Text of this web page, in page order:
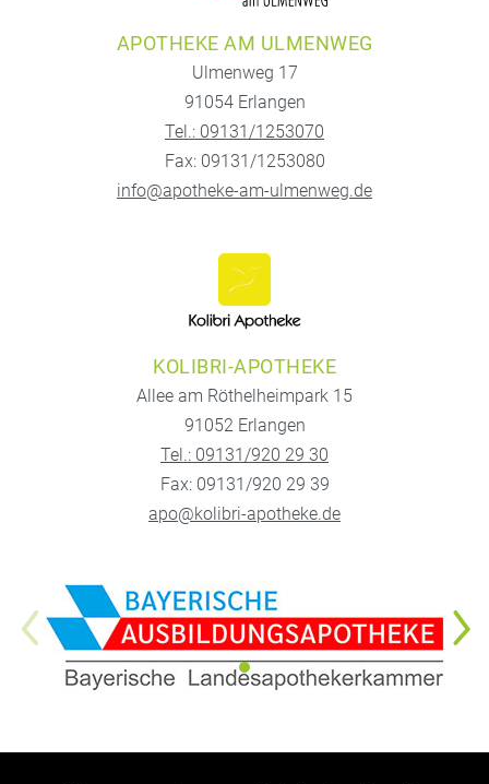
APOTHEKE AM ULMENWEG
Ulmenweg 17
91054 Erlangen
Tel.: 09131/1253070
Fax: 09131/1253080
info@apotheke-am-ulmenweg.de
KOLIBRI-APOTHEKE
Allee am Röthelheimpark 15
91052 Erlangen
Tel.: 09131/920 29 30
Fax: 09131/920 29 39
apo@kolibri-apotheke.de